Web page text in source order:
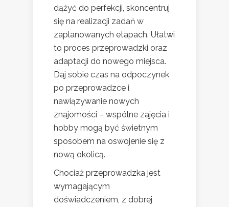
dążyć do perfekcji, skoncentruj
się na realizacji zadań w
zaplanowanych etapach. Ułatwi
to proces przeprowadzki oraz
adaptacji do nowego miejsca.
Daj sobie czas na odpoczynek
po przeprowadzce i
nawiązywanie nowych
znajomości – wspólne zajęcia i
hobby mogą być świetnym
sposobem na oswojenie się z
nową okolicą.
Chociaż przeprowadzka jest
wymagającym
doświadczeniem, z dobrej